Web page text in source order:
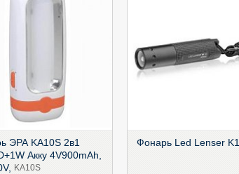
ЭРА KA10S 2в1
Акку 4V900mAh,
KA10S
Фонарь Led Lenser K1,